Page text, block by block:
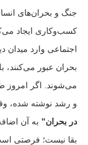
جنگ و بحران‌های
کسب‌وکاری ایجاد
اجتماعی وارد میدان
بحران عبور می‌کنند،
می‌شوند. اگر امروز
و رشد نوشته شده،
در بحران” به آن
بقا نیست؛ فرصتی